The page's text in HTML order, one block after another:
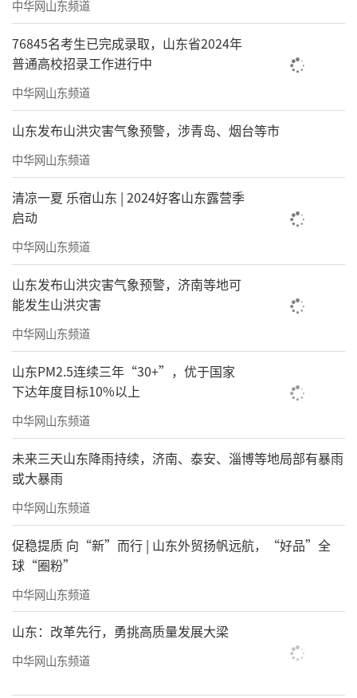
中华网山东频道
76845名考生已完成录取，山东省2024年
普通高校招录工作进行中
中华网山东频道
山东发布山洪灾害气象预警，涉青岛、烟台等市
中华网山东频道
清凉一夏 乐宿山东 | 2024好客山东露营季
启动
中华网山东频道
山东发布山洪灾害气象预警，济南等地可
能发生山洪灾害
中华网山东频道
山东PM2.5连续三年“30+”，优于国家
下达年度目标10%以上
中华网山东频道
未来三天山东降雨持续，济南、泰安、淄博等地局部有暴雨
或大暴雨
中华网山东频道
促稳提质 向“新”而行 | 山东外贸扬帆远航，“好品”全
球“圈粉”
中华网山东频道
山东：改革先行，勇挑高质量发展大梁
中华网山东频道